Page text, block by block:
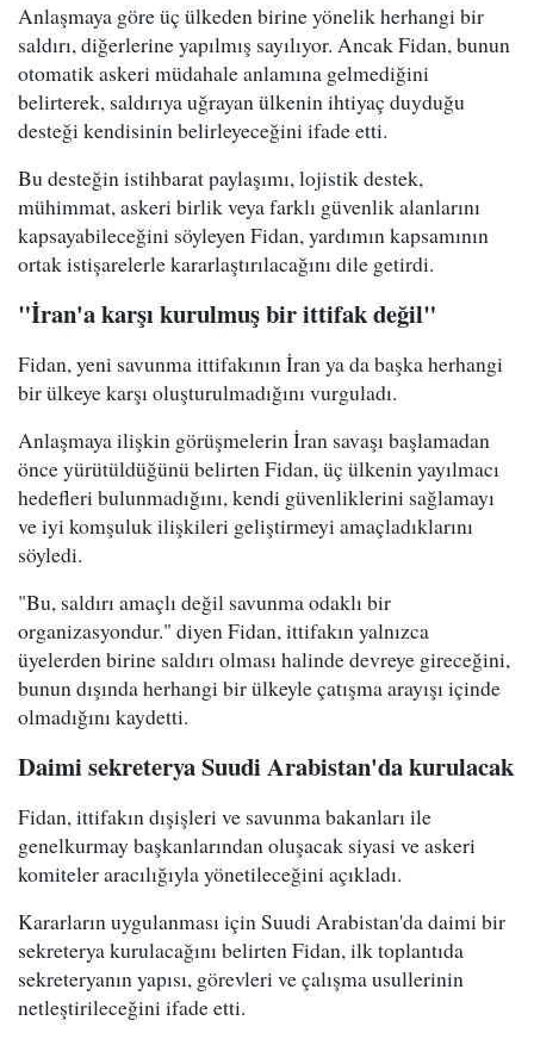
Anlaşmaya göre üç ülkeden birine yönelik herhangi bir
saldırı, diğerlerine yapılmış sayılıyor. Ancak Fidan, bunun
otomatik askeri müdahale anlamına gelmediğini
belirterek, saldırıya uğrayan ülkenin ihtiyaç duyduğu
desteği kendisinin belirleyeceğini ifade etti.
Bu desteğin istihbarat paylaşımı, lojistik destek,
mühimmat, askeri birlik veya farklı güvenlik alanlarını
kapsayabileceğini söyleyen Fidan, yardımın kapsamının
ortak istişarelerle kararlaştırılacağını dile getirdi.
"İran'a karşı kurulmuş bir ittifak değil"
Fidan, yeni savunma ittifakının İran ya da başka herhangi
bir ülkeye karşı oluşturulmadığını vurguladı.
Anlaşmaya ilişkin görüşmelerin İran savaşı başlamadan
önce yürütüldüğünü belirten Fidan, üç ülkenin yayılmacı
hedefleri bulunmadığını, kendi güvenliklerini sağlamayı
ve iyi komşuluk ilişkileri geliştirmeyi amaçladıklarını
söyledi.
"Bu, saldırı amaçlı değil savunma odaklı bir
organizasyondur." diyen Fidan, ittifakın yalnızca
üyelerden birine saldırı olması halinde devreye gireceğini,
bunun dışında herhangi bir ülkeyle çatışma arayışı içinde
olmadığını kaydetti.
Daimi sekreterya Suudi Arabistan'da kurulacak
Fidan, ittifakın dışişleri ve savunma bakanları ile
genelkurmay başkanlarından oluşacak siyasi ve askeri
komiteler aracılığıyla yönetileceğini açıkladı.
Kararların uygulanması için Suudi Arabistan'da daimi bir
sekreterya kurulacağını belirten Fidan, ilk toplantıda
sekreteryanın yapısı, görevleri ve çalışma usullerinin
netleştirileceğini ifade etti.